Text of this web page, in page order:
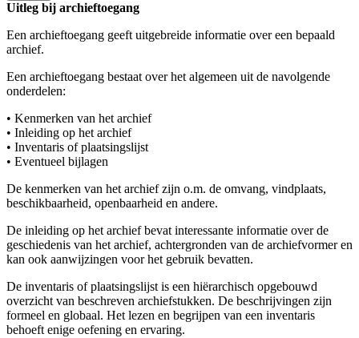
Uitleg bij archieftoegang
Een archieftoegang geeft uitgebreide informatie over een bepaald
archief.
Een archieftoegang bestaat over het algemeen uit de navolgende
onderdelen:
• Kenmerken van het archief
• Inleiding op het archief
• Inventaris of plaatsingslijst
• Eventueel bijlagen
De kenmerken van het archief zijn o.m. de omvang, vindplaats,
beschikbaarheid, openbaarheid en andere.
De inleiding op het archief bevat interessante informatie over de
geschiedenis van het archief, achtergronden van de archiefvormer en
kan ook aanwijzingen voor het gebruik bevatten.
De inventaris of plaatsingslijst is een hiërarchisch opgebouwd
overzicht van beschreven archiefstukken. De beschrijvingen zijn
formeel en globaal. Het lezen en begrijpen van een inventaris
behoeft enige oefening en ervaring.